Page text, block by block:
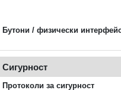
Бутони / физически
Сигурност
Протоколи за сигурност